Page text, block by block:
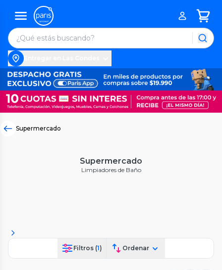
Supermercado
Supermercado
Limpiadores de Baño
Filtros (1) Ordenar